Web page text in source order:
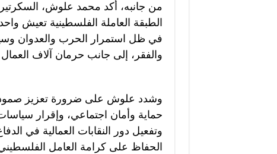
من جانبه، أكد محمد علوش، السكرتير
الطبقة العاملة الفلسطينية تعيش
في ظل استمرار الحرب والعدوان
والفقر، إلى جانب حرمان آلاف
وشدد علوش على ضرورة تعزيز صمود
حماية وأمان اجتماعي، وإقرار
وتفعيل دور النقابات العمالية في
الحفاظ على كرامة العامل